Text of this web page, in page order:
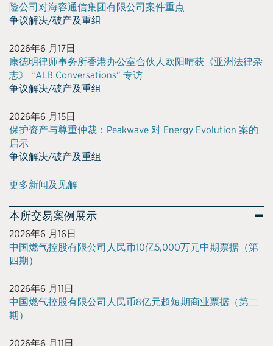
险公司对海容通信集团有限公司案件重点
争议解决/破产及重组
2026年6 月17日
康德明律师事务所香港办公室合伙人欧阳晴获《亚洲法律杂
志》 “ALB Conversations” 专访
争议解决/破产及重组
2026年6 月15日
保护资产与尊重仲裁：Peakwave 对 Energy Evolution 案的
启示
争议解决/破产及重组
更多新闻及见解
本所交易案例展示
2026年6 月16日
中国燃气控股有限公司人民币10亿5,000万元中期票据（第
四期）
2026年6 月11日
中国燃气控股有限公司人民币8亿元超短期商业票据（第二
期）
2026年6 月11日